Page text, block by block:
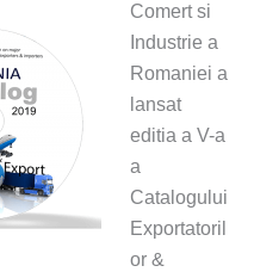
Comert si
Industrie a
Romaniei a
lansat
editia a V-a
a
Catalogului
Exportatoril
or &